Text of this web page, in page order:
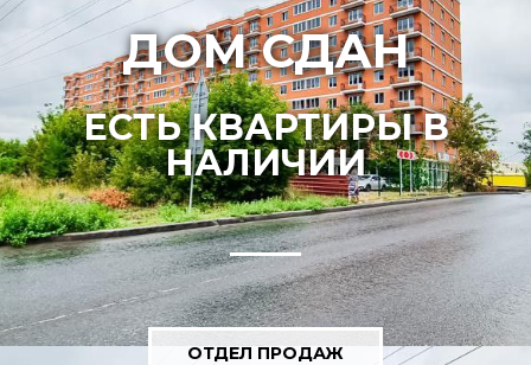
ДОМ СДАН
ЕСТЬ КВАРТИРЫ В
НАЛИЧИИ
ОТДЕЛ ПРОДАЖ